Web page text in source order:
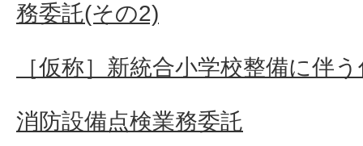
務委託(その2)
［仮称］新統合小学校整備に伴
消防設備点検業務委託